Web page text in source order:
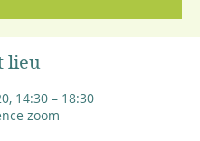
lieu
14:30 – 18:30
zoom